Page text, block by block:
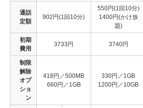
通話
定額
902円(1回10分)
550円(1回10分)
1400円(かけ放
題)
初期
費用
3733円 3740円
制限
解除
オプ
ショ
ン
418円／500MB
660円／1GB
330円／1GB
1200円／10GB